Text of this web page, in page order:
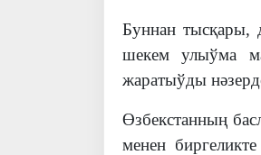
Буннан тысқары,
шекем улыўма
жаратыўды
Өзбекстанның
менен